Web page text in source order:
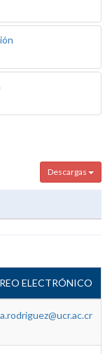
Descargas
ELECTRÓNICO